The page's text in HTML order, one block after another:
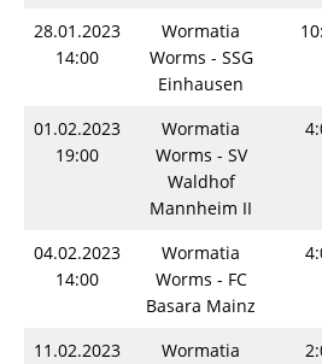
28.01.2023
14:00
Wormatia
Worms - SSG
Einhausen
01.02.2023
19:00
Wormatia
Worms - SV
Waldhof
Mannheim II
04.02.2023
14:00
Wormatia
Worms - FC
Basara Mainz
11.02.2023
Wormatia